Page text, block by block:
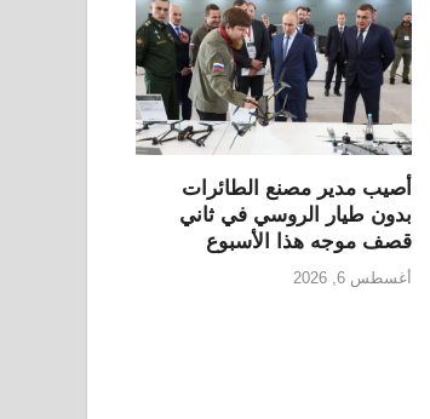
أصيب مدير مصنع الطائرات
بدون طيار الروسي في ثاني
قصف موجه هذا الأسبوع
أغسطس 6, 2026